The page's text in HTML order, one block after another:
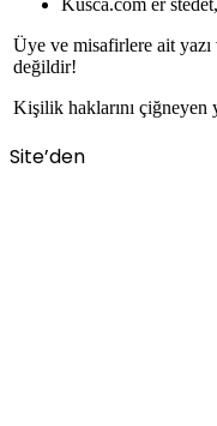
Kusca.com er
Üye ve misafirlere ait
değildir!
Kişilik haklarını çiğneyen
Site’den